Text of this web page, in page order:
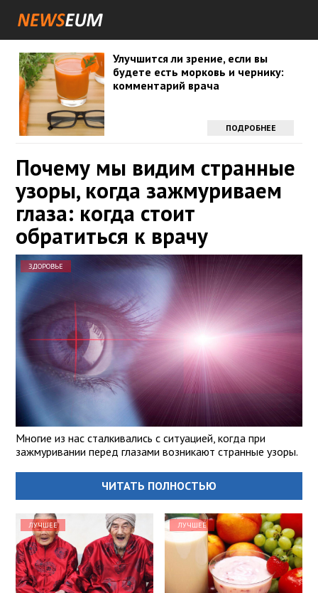
Улучшится ли зрение, если вы
будете есть морковь и чернику:
комментарий врача
ПОДРОБНЕЕ
Почему мы видим странные
узоры, когда зажмуриваем
глаза: когда стоит
обратиться к врачу
ЗДОРОВЬЕ
Многие из нас сталкивались с ситуацией, когда при
зажмуривании перед глазами возникают странные узоры.
ЧИТАТЬ ПОЛНОСТЬЮ
ЛУЧШЕЕ ЛУЧШЕЕ